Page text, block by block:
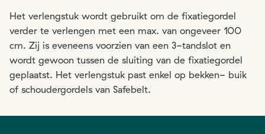
Het verlengstuk wordt gebruikt om de fixatiegordel
verder te verlengen met een max. van ongeveer 100
cm. Zij is eveneens voorzien van een 3-tandslot en
wordt gewoon tussen de sluiting van de fixatiegordel
geplaatst. Het verlengstuk past enkel op bekken- buik
of schoudergordels van Safebelt.